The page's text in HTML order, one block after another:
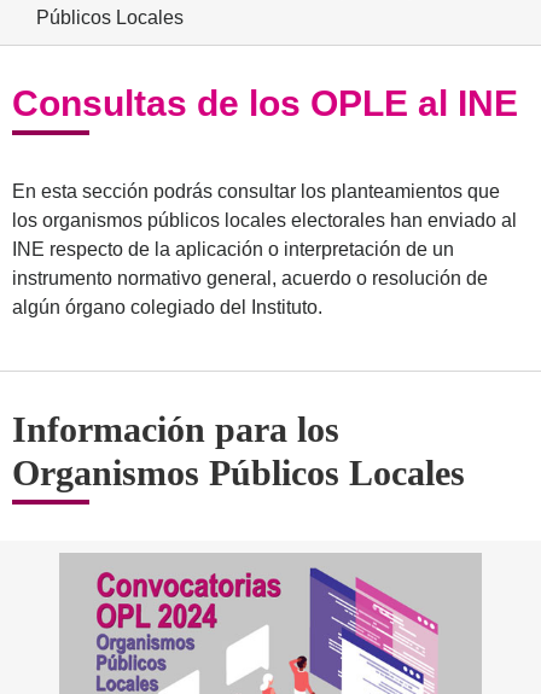
Públicos Locales
Consultas de los OPLE al INE
En esta sección podrás consultar los planteamientos que
los organismos públicos locales electorales han enviado al
INE respecto de la aplicación o interpretación de un
instrumento normativo general, acuerdo o resolución de
algún órgano colegiado del Instituto.
Información para los
Organismos Públicos Locales